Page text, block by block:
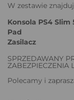
W zestawie
Konsola PS4 Slim
Pad
Zasilacz
SPRZEDAWANY
ZABEZPIECZENIA
Polecamy i